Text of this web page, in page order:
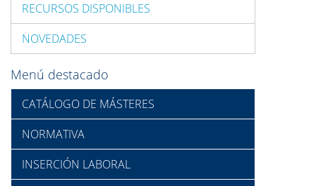
RECURSOS DISPONIBLES
NOVEDADES
Menú destacado
CATÁLOGO DE MÁSTERES
NORMATIVA
INSERCIÓN LABORAL